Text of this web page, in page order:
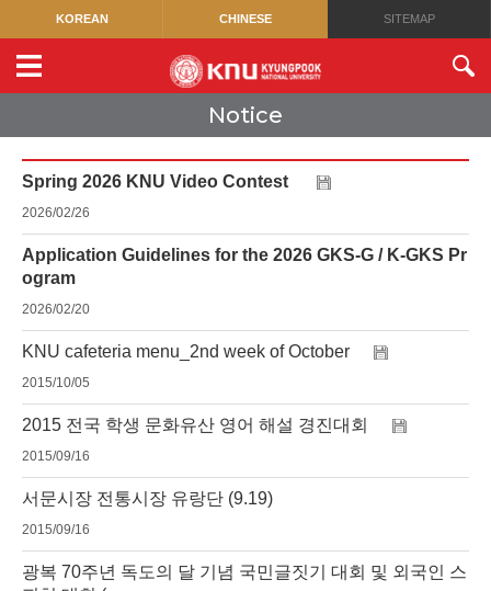
KOREAN CHINESE SITEMAP
Notice
Spring 2026 KNU Video Contest
2026/02/26
Application Guidelines for the 2026 GKS-G / K-GKS Pr
ogram
2026/02/20
KNU cafeteria menu_2nd week of October
2015/10/05
2015 전국 학생 문화유산 영어 해설 경진대회
2015/09/16
서문시장 전통시장 유랑단 (9.19)
2015/09/16
광복 70주년 독도의 달 기념 국민글짓기 대회 및 외국인 스